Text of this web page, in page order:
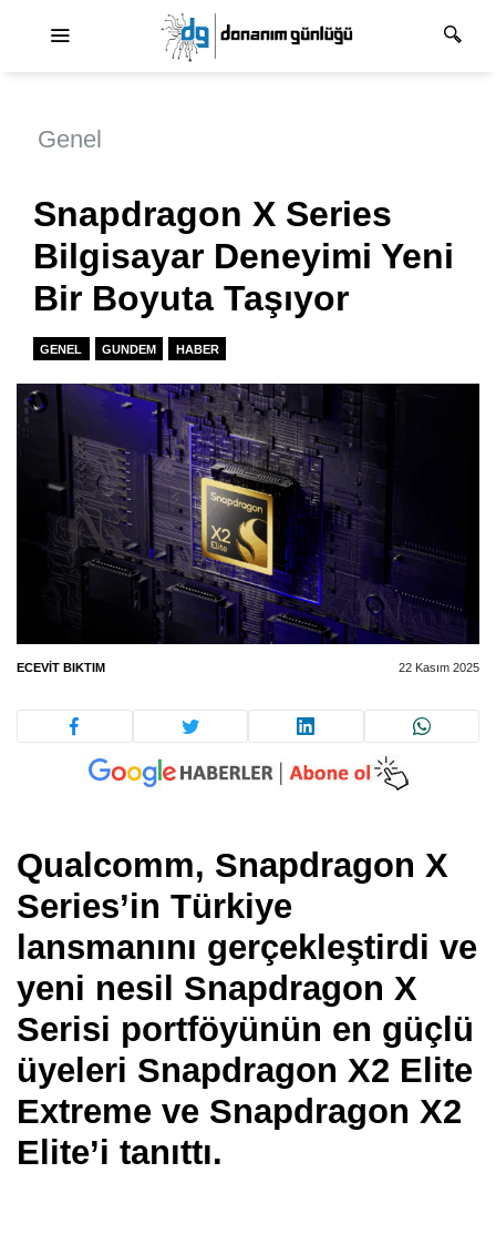
Genel
Snapdragon X Series
Bilgisayar Deneyimi Yeni
Bir Boyuta Taşıyor
GENEL GUNDEM HABER
ECEVIT BIKTIM 22 Kasım 2025
Qualcomm, Snapdragon X
Series’in Türkiye
lansmanını gerçekleştirdi ve
yeni nesil Snapdragon X
Serisi portföyünün en güçlü
üyeleri Snapdragon X2 Elite
Extreme ve Snapdragon X2
Elite’i tanıttı.